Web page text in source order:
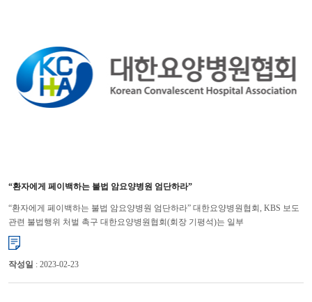
“환자에게 페이백하는 불법 암요양병원 엄단하라”
“환자에게 페이백하는 불법 암요양병원 엄단하라” 대한요양병원협회, KBS 보도
관련 불법행위 처벌 촉구 대한요양병원협회(회장 기평석)는 일부
암요양병원들이 암환자들에게 진료비를 ‘페이백’하고 있다는 KBS 보도와 ...
작성일 : 2023-02-23